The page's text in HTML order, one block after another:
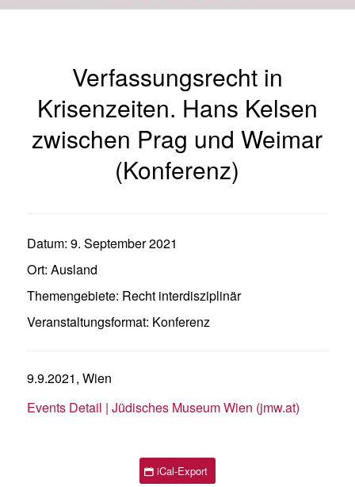
Verfassungsrecht in
Krisenzeiten. Hans Kelsen
zwischen Prag und Weimar
(Konferenz)
Datum: 9. September 2021
Ort: Ausland
Themengebiete: Recht interdisziplinär
Veranstaltungsformat: Konferenz
9.9.2021, Wien
Events Detail | Jüdisches Museum Wien (jmw.at)
iCal-Export